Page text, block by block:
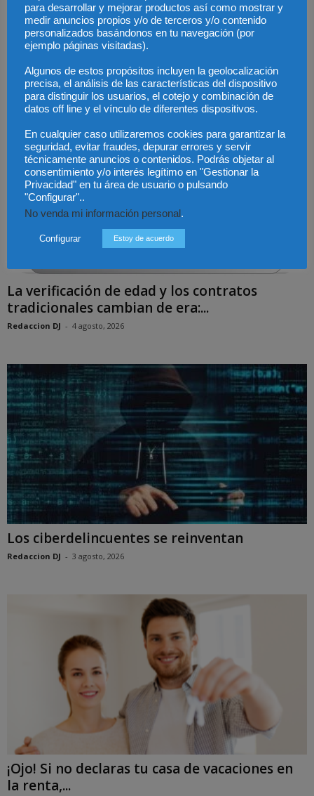
El origen de los incendios de Ávila y Madrid
abre el...
Redaccion DJ - 4 agosto, 2026
La verificación de edad y los contratos
tradicionales cambian de era:...
Redaccion DJ - 4 agosto, 2026
Los ciberdelincuentes se reinventan
Redaccion DJ - 3 agosto, 2026
¡Ojo! Si no declaras tu casa de vacaciones en
la renta,...
para desarrollar y mejorar productos así como mostrar y
medir anuncios propios y/o de terceros y/o contenido
personalizados basándonos en tu navegación (por
ejemplo páginas visitadas).
Algunos de estos propósitos incluyen la geolocalización
precisa, el análisis de las características del dispositivo
para distinguir los usuarios, el cotejo y combinación de
datos off line y el vínculo de diferentes dispositivos.
En cualquier caso utilizaremos cookies para garantizar la
seguridad, evitar fraudes, depurar errores y servir
técnicamente anuncios o contenidos. Podrás objetar al
consentimiento y/o interés legítimo en "Gestionar la
Privacidad" en tu área de usuario o pulsando
"Configurar"..
No venda mi información personal.
Configurar Estoy de acuerdo